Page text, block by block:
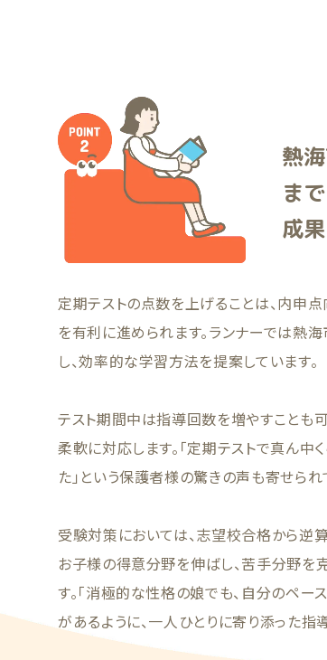
熱
ま
成
定期テストの点数を上げることは、内申
を有利に進められます。ランナーでは熱
し、効率的な学習方法を提案しています。
テスト期間中は指導回数を増やすことも
柔軟に対応します。「定期テストで真ん中
た」という保護者様の驚きの声も寄せられ
受験対策においては、志望校合格から逆
お子様の得意分野を伸ばし、苦手分野を
す。「消極的な性格の娘でも、自分のペー
があるように、一人ひとりに寄り添った指